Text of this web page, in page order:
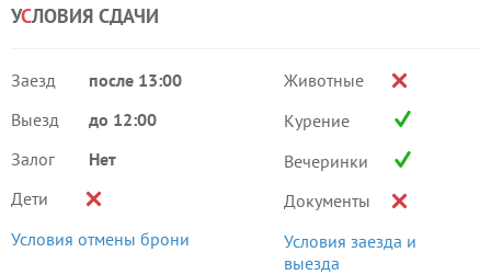
УСЛОВИЯ СДАЧИ
Заезд
после 13:00
Выезд
до 12:00
Залог
Нет
Дети
Условия отмены брони
Животные
Курение
Вечеринки
Документы
Условия заезда и
выезда